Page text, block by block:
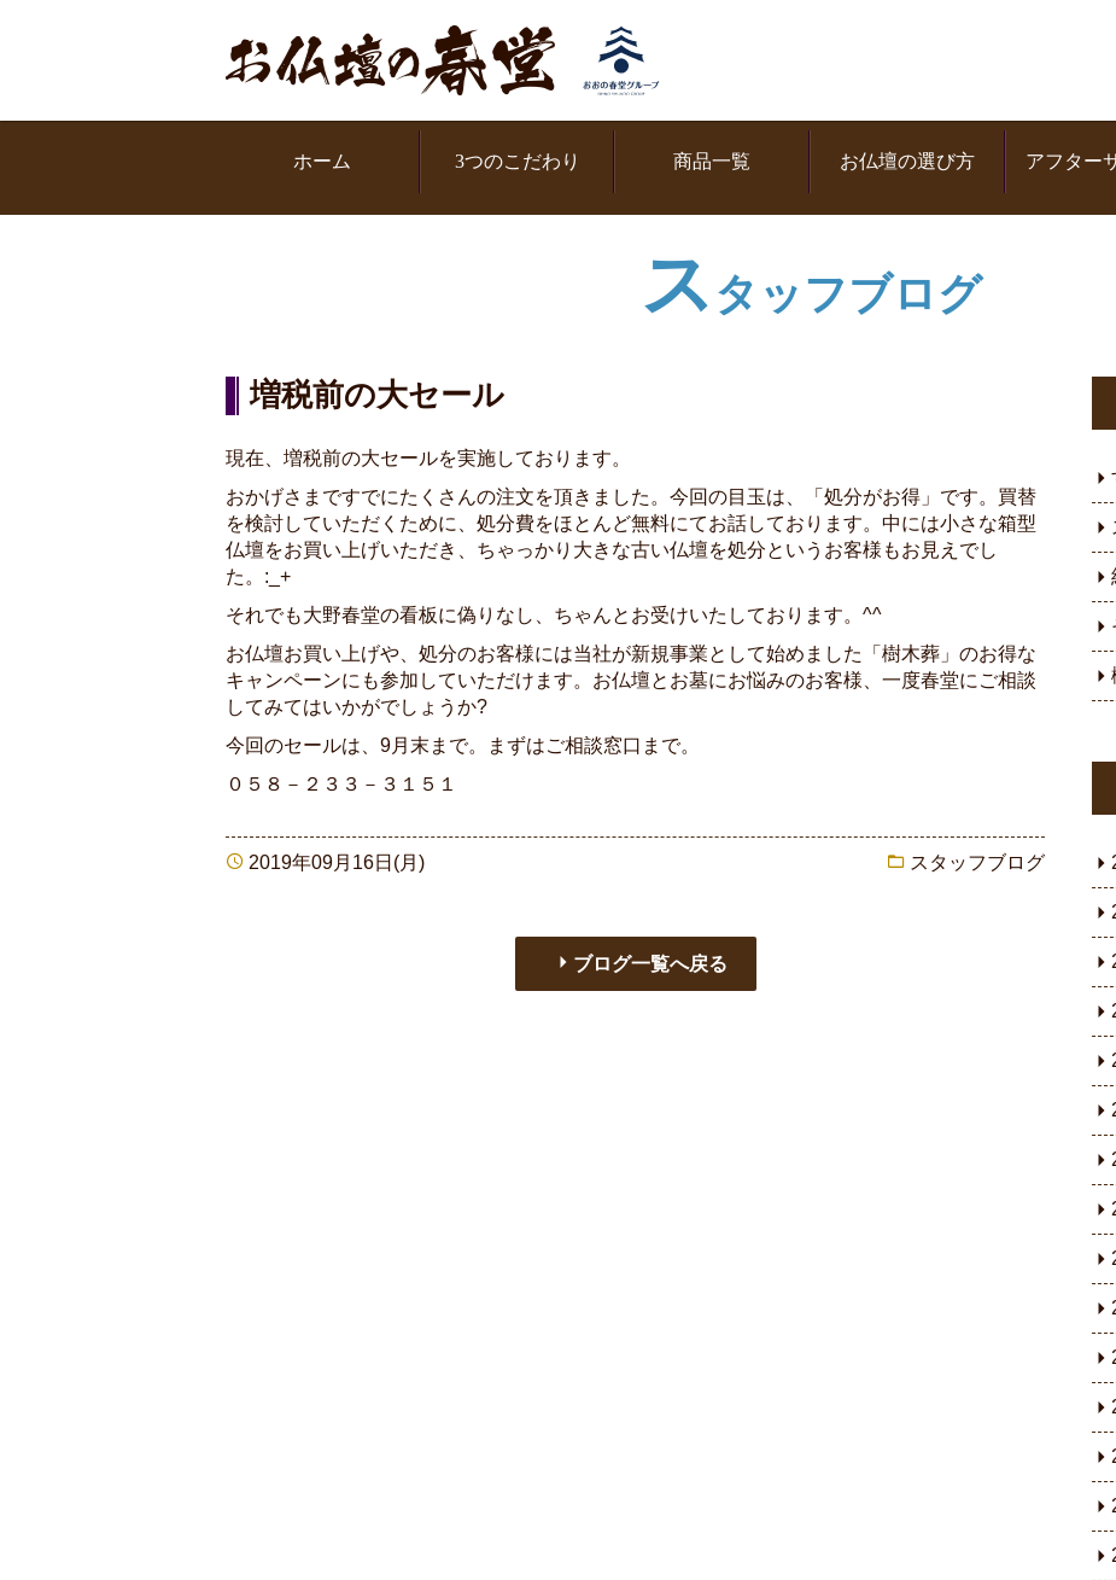
ホーム 3つのこだわり 商品一覧 お仏壇の選び方 アフター
ス タッフブログ
増税前の大セール
現在、増税前の大セールを実施しております。
おかげさまですでにたくさんの注文を頂きました。今回の目玉は、「処分がお得」です。買替
を検討していただくために、処分費をほとんど無料にてお話しております。中には小さな箱型
仏壇をお買い上げいただき、ちゃっかり大きな古い仏壇を処分というお客様もお見えでし
た。:_+
それでも大野春堂の看板に偽りなし、ちゃんとお受けいたしております。^^
お仏壇お買い上げや、処分のお客様には当社が新規事業として始めました「樹木葬」のお得な
キャンペーンにも参加していただけます。お仏壇とお墓にお悩みのお客様、一度春堂にご相談
してみてはいかがでしょうか?
今回のセールは、9月末まで。まずはご相談窓口まで。
０５８－２３３－３１５１
スタッフブログ
2019年09月16日(月)
ブログ一覧へ戻る